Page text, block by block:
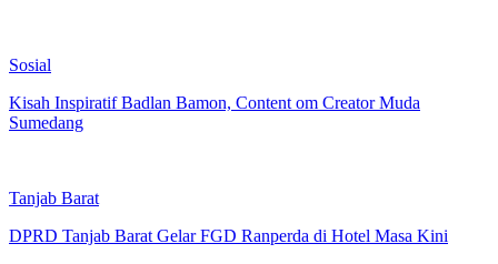
Sosial
Kisah Inspiratif Badlan Bamon, Content om Creator Muda
Sumedang
Tanjab Barat
DPRD Tanjab Barat Gelar FGD Ranperda di Hotel Masa Kini